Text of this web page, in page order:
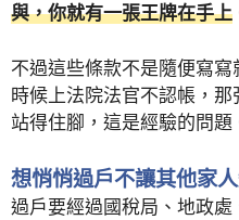
與，你就有一張王牌在手上
不過這些條款不是隨便寫
時候上法院法官不認帳，
站得住腳，這是經驗的問題
想悄悄過戶不讓其他家
過戶要經過國稅局、地政